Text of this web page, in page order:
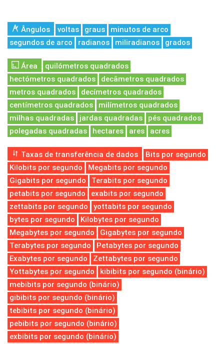
Ângulos voltas graus
minutos de arco
segundos de arco
radianos miliradianos grados
Área
quilómetros quadrados
hectómetros quadrados
decâmetros quadrados
metros quadrados
decímetros quadrados
centímetros quadrados
milímetros quadrados
milhas quadradas
jardas quadradas
pés quadrados
polegadas quadradas
hectares ares acres
Taxas de transferência de dados
Bits por segundo
Kilobits por segundo
Megabits por segundo
Gigabits por segundo
Terabits por segundo
petabits por segundo
exabits por segundo
zettabits por segundo
yottabits por segundo
bytes por segundo
Kilobytes por segundo
Megabytes por segundo
Gigabytes por segundo
Terabytes por segundo
Petabytes por segundo
Exabytes por segundo
Zettabytes por segundo
Yottabytes por segundo
kibibits por segundo (binário)
mebibits por segundo (binário)
gibibits por segundo (binário)
tebibits por segundo (binário)
pebibits por segundo (binário)
exbibits por segundo (binário)